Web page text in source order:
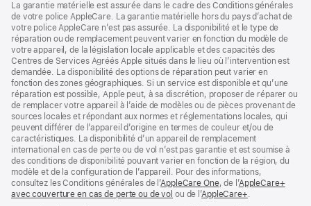
La garantie matérielle est assurée dans le cadre des Conditions générales
de votre police AppleCare. La garantie matérielle hors du pays d’achat de
votre police AppleCare n’est pas assurée. La disponibilité et le type de
réparation ou de remplacement peuvent varier en fonction du modèle de
votre appareil, de la législation locale applicable et des capacités des
Centres de Services Agréés Apple situés dans le lieu où l’intervention est
demandée. La disponibilité des options de réparation peut varier en
fonction des zones géographiques. Si un service est disponible et qu’une
réparation est possible, Apple peut, à sa discrétion, proposer de réparer ou
de remplacer votre appareil à l’aide de modèles ou de pièces provenant de
sources locales et répondant aux normes et réglementations locales, qui
peuvent différer de l’appareil d’origine en termes de couleur et/ou de
caractéristiques. La disponibilité d’un appareil de remplacement
international en cas de perte ou de vol n’est pas garantie et est soumise à
des conditions de disponibilité pouvant varier en fonction de la région, du
modèle et de la configuration de l’appareil. Pour des informations,
consultez les Conditions générales de l’AppleCare One(s’ouvre
dans
, de l’AppleCare+
avec couverture en cas de perte ou de vol (s’ouvre
ou de l’AppleCare+(s’ouvre
.